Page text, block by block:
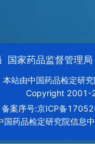
国家药品监督管理局
本站由中国药品检定研
Copyright 2001-
备案序号:京ICP备
国药品检定研究院信息